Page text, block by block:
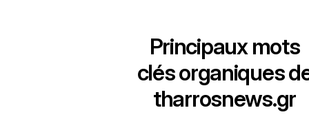
Principaux mots
clés organiques
tharrosnews.gr